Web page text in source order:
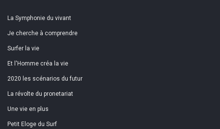
La Symphonie du vivant
Je cherche à comprendre
Surfer la vie
Et l'Homme créa la vie
2020 les scénarios du futur
La révolte du pronetariat
Une vie en plus
Petit Eloge du Surf